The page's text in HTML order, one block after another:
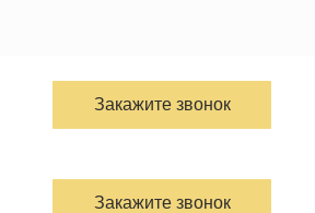
Закажите звонок
Закажите звонок